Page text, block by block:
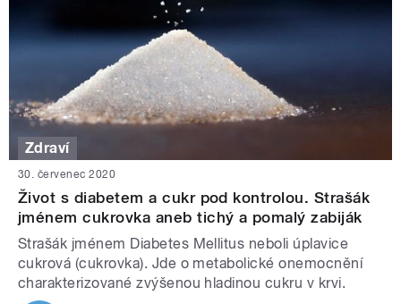
Zdraví
30. červenec 2020
Život s diabetem a cukr pod kontrolou. Strašák
jménem cukrovka aneb tichý a pomalý zabiják
Strašák jménem Diabetes Mellitus neboli úplavice
cukrová (cukrovka). Jde o metabolické onemocnění
charakterizované zvýšenou hladinou cukru v krvi.